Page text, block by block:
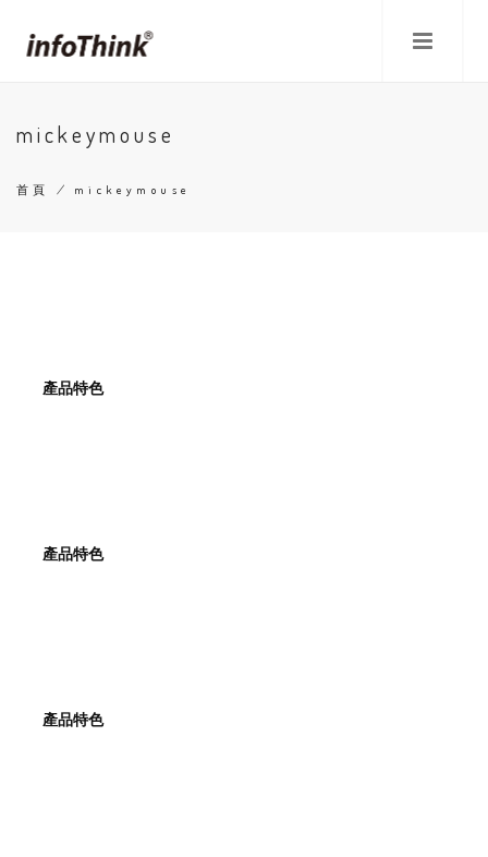
mickeymouse
首頁 / mickeymouse
產品特色
產品特色
產品特色